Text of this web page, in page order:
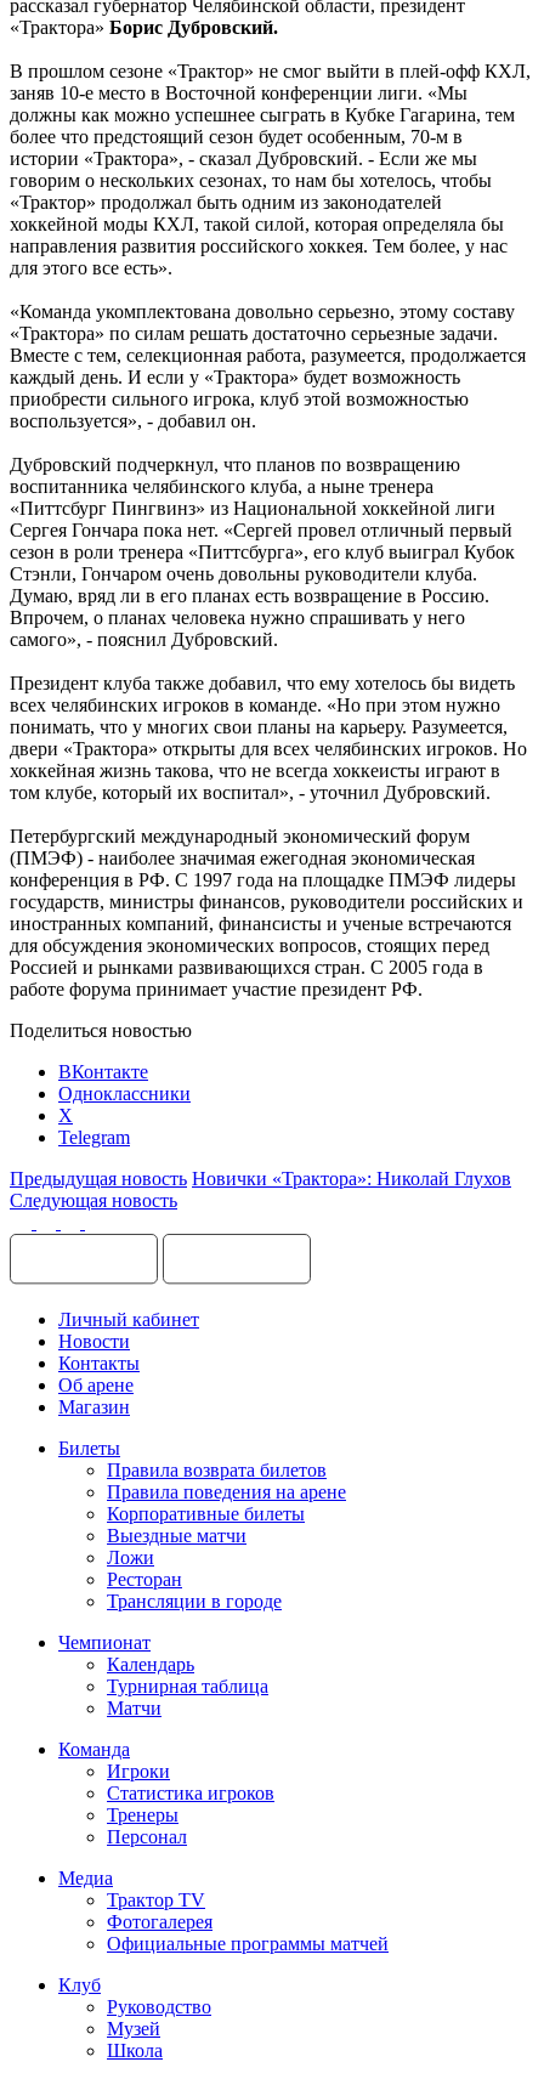
рассказал губернатор Челябинской области, президент
«Трактора» Борис Дубровский.
В прошлом сезоне «Трактор» не смог выйти в плей-офф КХЛ,
заняв 10-е место в Восточной конференции лиги. «Мы
должны как можно успешнее сыграть в Кубке Гагарина, тем
более что предстоящий сезон будет особенным, 70-м в
истории «Трактора», - сказал Дубровский. - Если же мы
говорим о нескольких сезонах, то нам бы хотелось, чтобы
«Трактор» продолжал быть одним из законодателей
хоккейной моды КХЛ, такой силой, которая определяла бы
направления развития российского хоккея. Тем более, у нас
для этого все есть».
«Команда укомплектована довольно серьезно, этому составу
«Трактора» по силам решать достаточно серьезные задачи.
Вместе с тем, селекционная работа, разумеется, продолжается
каждый день. И если у «Трактора» будет возможность
приобрести сильного игрока, клуб этой возможностью
воспользуется», - добавил он.
Дубровский подчеркнул, что планов по возвращению
воспитанника челябинского клуба, а ныне тренера
«Питтсбург Пингвинз» из Национальной хоккейной лиги
Сергея Гончара пока нет. «Сергей провел отличный первый
сезон в роли тренера «Питтсбурга», его клуб выиграл Кубок
Стэнли, Гончаром очень довольны руководители клуба.
Думаю, вряд ли в его планах есть возвращение в Россию.
Впрочем, о планах человека нужно спрашивать у него
самого», - пояснил Дубровский.
Президент клуба также добавил, что ему хотелось бы видеть
всех челябинских игроков в команде. «Но при этом нужно
понимать, что у многих свои планы на карьеру. Разумеется,
двери «Трактора» открыты для всех челябинских игроков. Но
хоккейная жизнь такова, что не всегда хоккеисты играют в
том клубе, который их воспитал», - уточнил Дубровский.
Петербургский международный экономический форум
(ПМЭФ) - наиболее значимая ежегодная экономическая
конференция в РФ. С 1997 года на площадке ПМЭФ лидеры
государств, министры финансов, руководители российских и
иностранных компаний, финансисты и ученые встречаются
для обсуждения экономических вопросов, стоящих перед
Россией и рынками развивающихся стран. С 2005 года в
работе форума принимает участие президент РФ.
Поделиться новостью
ВКонтакте
Одноклассники
X
Telegram
Предыдущая новость Новички «Трактора»: Николай Глухов
Следующая новость
Личный кабинет
Новости
Контакты
Об арене
Магазин
Билеты
Правила возврата билетов
Правила поведения на арене
Корпоративные билеты
Выездные матчи
Ложи
Ресторан
Трансляции в городе
Чемпионат
Календарь
Турнирная таблица
Матчи
Команда
Игроки
Статистика игроков
Тренеры
Персонал
Медиа
Трактор TV
Фотогалерея
Официальные программы матчей
Клуб
Руководство
Музей
Школа